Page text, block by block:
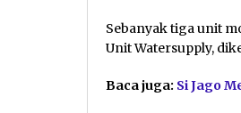
Sebanyak tiga unit
Unit Watersupply,
Baca juga: Si Jago